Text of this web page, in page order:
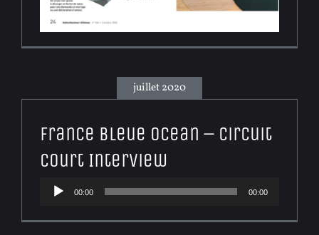
juillet 2020
France Bleue Ocean – Circuit
court Interview
Lecteur
00:00 00:00